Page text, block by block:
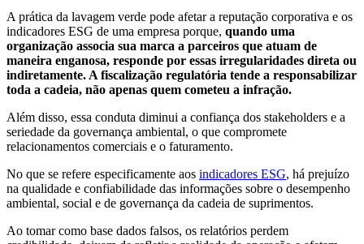
A prática da lavagem verde pode afetar a reputação corporativa e os
indicadores ESG de uma empresa porque, quando uma
organização associa sua marca a parceiros que atuam de
maneira enganosa, responde por essas irregularidades direta ou
indiretamente. A fiscalização regulatória tende a responsabilizar
toda a cadeia, não apenas quem cometeu a infração.
Além disso, essa conduta diminui a confiança dos stakeholders e a
seriedade da governança ambiental, o que compromete
relacionamentos comerciais e o faturamento.
No que se refere especificamente aos indicadores ESG, há prejuízo
na qualidade e confiabilidade das informações sobre o desempenho
ambiental, social e de governança da cadeia de suprimentos.
Ao tomar como base dados falsos, os relatórios perdem